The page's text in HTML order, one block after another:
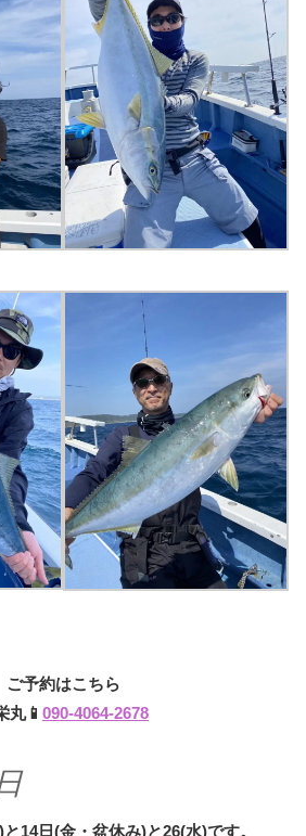
ご予約はこちら
丸📱 090-4064-2678
14日(金・盆休み)と26(水)です。